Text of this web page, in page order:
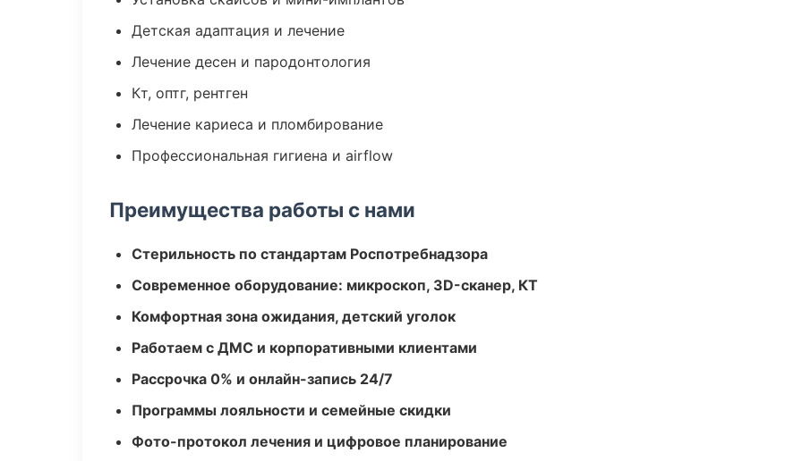
Детская адаптация и лечение
Лечение десен и пародонтология
Кт, оптг, рентген
Лечение кариеса и пломбирование
Профессиональная гигиена и airflow
Преимущества работы с нами
Стерильность по стандартам Роспотребнадзора
Современное оборудование: микроскоп, 3D-сканер, КТ
Комфортная зона ожидания, детский уголок
Работаем с ДМС и корпоративными клиентами
Рассрочка 0% и онлайн-запись 24/7
Программы лояльности и семейные скидки
Фото-протокол лечения и цифровое планирование